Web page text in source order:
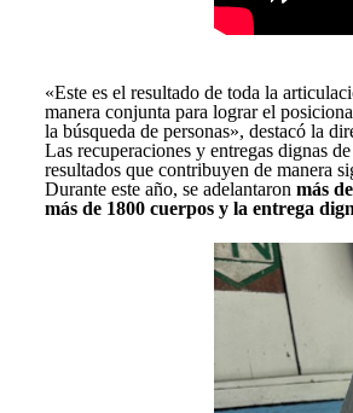
«Este es el resultado de toda la
manera conjunta para lograr el
la búsqueda de personas», destacó la
Las recuperaciones y entregas dignas
resultados que contribuyen de manera
Durante este año, se adelantaron más
más de 1800 cuerpos y la entrega